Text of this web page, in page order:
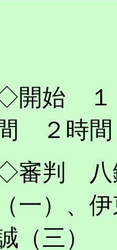
始 １
２時間
判 八鍬
一） 、
三）